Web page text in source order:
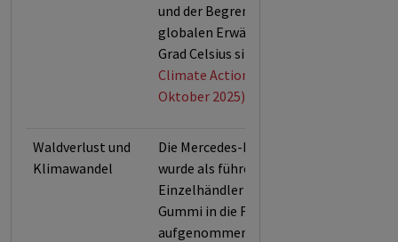
und der Begrenzung der
globalen Erwärmung um 1,5
Grad Celsius sind.
Climate Action 100+ (Stand:
Oktober 2025)
Waldverlust und
Klimawandel
Die Mercedes-Benz Group
wurde als führender
Einzelhändler von Leder und
Gummi in die Forest 500-Liste
aufgenommen und außerdem